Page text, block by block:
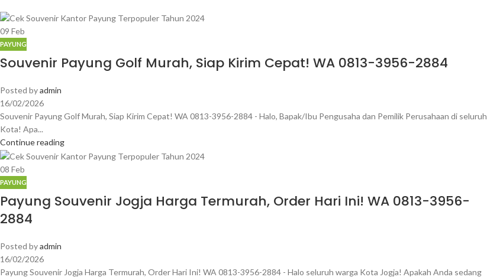
09 Feb
PAYUNG
Souvenir Payung Golf Murah, Siap Kirim Cepat! WA 0813-3956-2884
Posted byadmin
16/02/2026
Souvenir Payung Golf Murah, Siap Kirim Cepat! WA 0813-3956-2884 - Halo, Bapak/Ibu Pengusaha dan Pemilik Perusahaan di seluruh
Kota! Apa...
Continue reading
08 Feb
PAYUNG
Payung Souvenir Jogja Harga Termurah, Order Hari Ini! WA 0813-3956-
2884
Posted byadmin
16/02/2026
Payung Souvenir Jogja Harga Termurah, Order Hari Ini! WA 0813-3956-2884 - Halo seluruh warga Kota Jogja! Apakah Anda sedang